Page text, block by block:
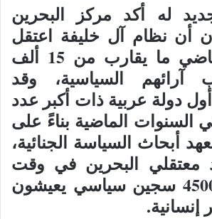
له أكد مركز البحرين
أن نظام آل خليفة اعتقل
في العقد الماضي ما يقارب من 15 ألف
السياسية، وقد
دولة عربية ذات أكبر عدد
السنوات الماضية بناءً على
أبحاث السياسة الجنائية،
معتقلي البحرين في وقت
واحد حوالي 4500 سجين سياسي يعيشون